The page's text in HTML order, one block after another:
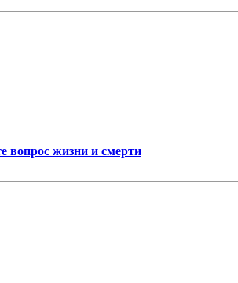
вопрос жизни и смерти